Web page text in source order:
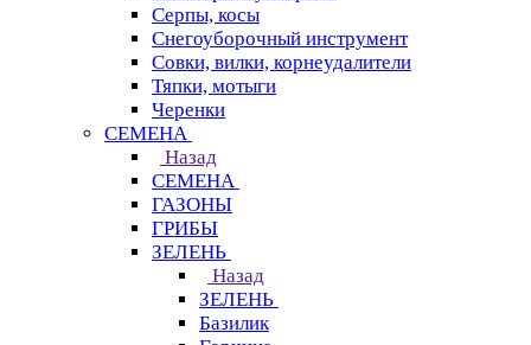
Серпы, косы
Снегоуборочный инструмент
Совки, вилки, корнеудалители
Тяпки, мотыги
Черенки
СЕМЕНА
Назад
СЕМЕНА
ГАЗОНЫ
ГРИБЫ
ЗЕЛЕНЬ
Назад
ЗЕЛЕНЬ
Базилик